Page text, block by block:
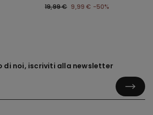
19,99 € 9,99 € -50%
di noi, iscriviti alla newsletter